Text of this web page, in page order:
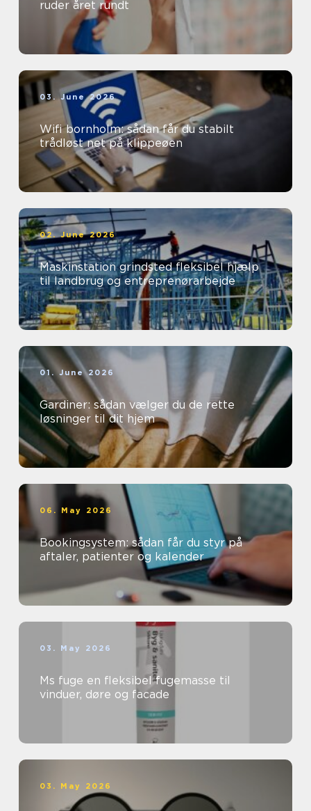
ruder året rundt
03. June 2026
Wifi bornholm: sådan får du stabilt
trådløst net på klippeøen
02. June 2026
Maskinstation grindsted fleksibel hjælp
til landbrug og entreprenørarbejde
01. June 2026
Gardiner: sådan vælger du de rette
løsninger til dit hjem
06. May 2026
Bookingsystem: sådan får du styr på
aftaler, patienter og kalender
03. May 2026
Ms fuge en fleksibel fugemasse til
vinduer, døre og facade
03. May 2026